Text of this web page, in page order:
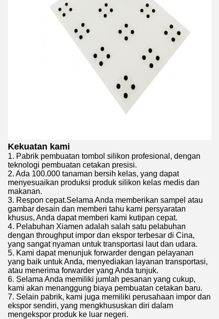
Kekuatan kami
1. Pabrik pembuatan tombol silikon profesional, dengan
teknologi pembuatan cetakan presisi.
2. Ada 100.000 tanaman bersih kelas, yang dapat
menyesuaikan produksi produk silikon kelas medis dan
makanan.
3. Respon cepat.Selama Anda memberikan sampel atau
gambar desain dan memberi tahu kami persyaratan
khusus, Anda dapat memberi kami kutipan cepat.
4. Pelabuhan Xiamen adalah salah satu pelabuhan
dengan throughput impor dan ekspor terbesar di Cina,
yang sangat nyaman untuk transportasi laut dan udara.
5. Kami dapat menunjuk forwarder dengan pelayanan
yang baik untuk Anda, menyediakan layanan transportasi,
atau menerima forwarder yang Anda tunjuk.
6. Selama Anda memiliki jumlah pesanan yang cukup,
kami akan menanggung biaya pembuatan cetakan baru.
7. Selain pabrik, kami juga memiliki perusahaan impor dan
ekspor sendiri, yang mengkhususkan diri dalam
mengekspor produk ke luar negeri.